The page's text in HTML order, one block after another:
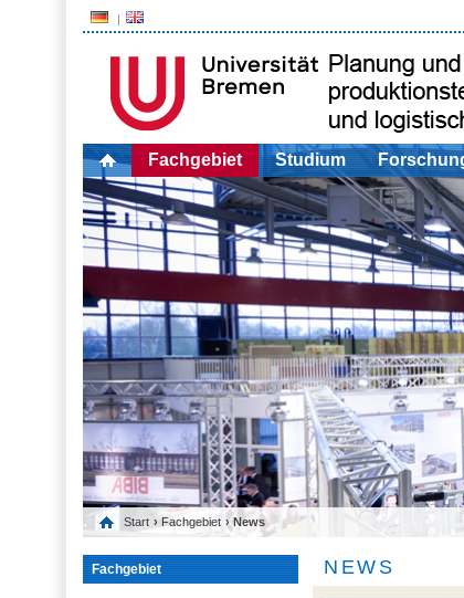
Fachgebiet Studium
Start › Fachgebiet › News
Fachgebiet NEWS